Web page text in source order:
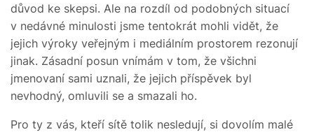
důvod ke skepsi. Ale na rozdíl od podobných situací
v nedávné minulosti jsme tentokrát mohli vidět, že
jejich výroky veřejným i mediálním prostorem rezonují
jinak. Zásadní posun vnímám v tom, že všichni
jmenovaní sami uznali, že jejich příspěvek byl
nevhodný, omluvili se a smazali ho.
Pro ty z vás, kteří sítě tolik nesledují, si dovolím malé